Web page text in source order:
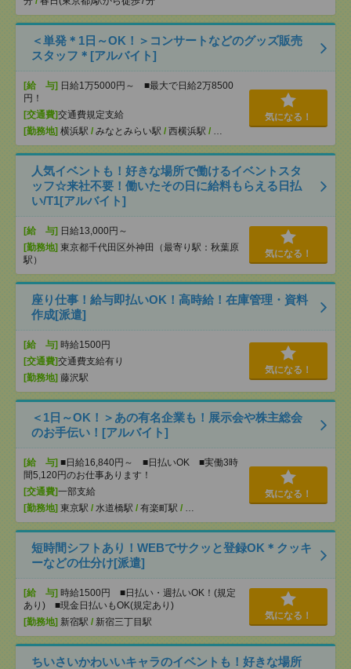
＜単発＊1日～OK！＞コンサートなどのグッズ販売
スタッフ＊[アルバイト]
[給 与] 日給1万5000円～ ■最大で日給2万8500
円！
[交通費]交通費規定支給
[勤務地] 横浜駅 / みなとみらい駅 / 西横浜駅 / …
気になる！
人気イベントも！好きな場所で働けるイベントスタ
ッフ☆来社不要！働いたその日に給料もらえる日払
い/T1[アルバイト]
[給 与] 日給13,000円～
[勤務地] 東京都千代田区外神田（最寄り駅：秋葉原
駅）
気になる！
座り仕事！給与即払いOK！高時給！在庫管理・資料
作成[派遣]
[給 与] 時給1500円
[交通費]交通費支給有り
[勤務地] 藤沢駅
気になる！
＜1日～OK！＞あの有名企業も！展示会や株主総会
のお手伝い！[アルバイト]
[給 与] ■日給16,840円～ ■日払いOK ■実働3時
間5,120円のお仕事あります！
[交通費]一部支給
[勤務地] 東京駅 / 水道橋駅 / 有楽町駅 / …
気になる！
短時間シフトあり！WEBでサクッと登録OK＊クッキ
ーなどの仕分け[派遣]
[給 与] 時給1500円 ■日払い・週払いOK！(規定
あり) ■現金日払いもOK(規定あり)
[勤務地] 新宿駅 / 新宿三丁目駅
気になる！
ちいさいかわいいキャラのイベントも！好きな場所